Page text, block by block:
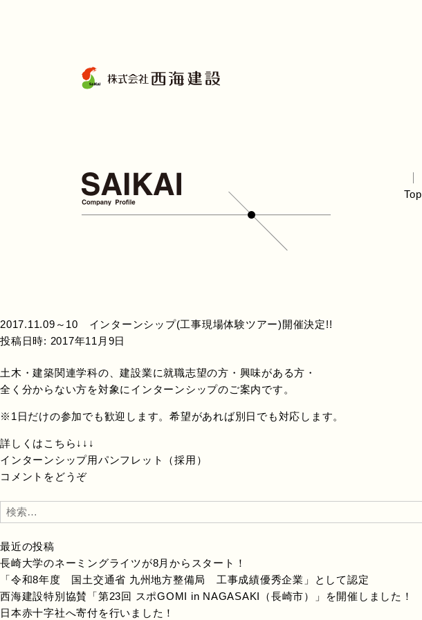
Top
2017.11.09～10 インターンシップ(工事現場体験ツアー)開催決定!!
投稿日時: 2017年11月9日
土木・建築関連学科の、建設業に就職志望の方・興味がある方・
全く分からない方を対象にインターンシップのご案内です。
※1日だけの参加でも歓迎します。希望があれば別日でも対応します。
詳しくはこちら↓↓↓
インターンシップ用パンフレット（採用）
コメントをどうぞ
検
索:
最近の投稿
長崎大学のネーミングライツが8月からスタート！
「令和8年度 国土交通省 九州地方整備局 工事成績優秀企業」として認定
西海建設特別協賛「第23回 スポGOMI in NAGASAKI（長崎市）」を開催しました！
日本赤十字社へ寄付を行いました！